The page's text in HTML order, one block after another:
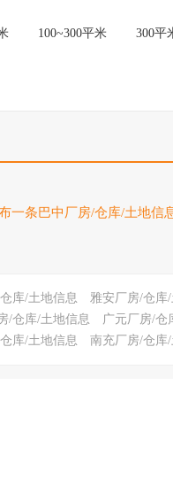
100~300平米 300平
一条巴中厂房/仓库/土地信
库/土地信息 雅安厂房/仓库
/仓库/土地信息 广元厂房/仓
库/土地信息 南充厂房/仓库